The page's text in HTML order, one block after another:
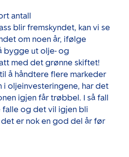
antall
blir fremskyndet, kan vi se
om noen år, ifølge
bygge ut olje- og
med det grønne skiftet!
å håndtere flere markeder
i oljeinvesteringene, har det
igjen får trøbbel. I så fall
og det vil igjen bli
er nok en god del år før